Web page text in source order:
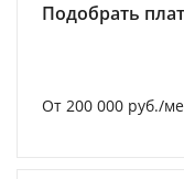
Подобрать
От 200 000 руб./